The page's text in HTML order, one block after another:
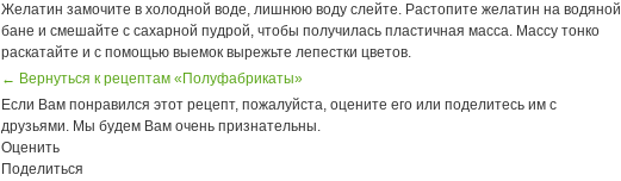
Желатин замочите в холодной воде, лишнюю воду слейте. Растопите желатин на водяной
бане и смешайте с сахарной пудрой, чтобы получилась пластичная масса. Массу тонко
раскатайте и с помощью выемок вырежьте лепестки цветов.
← Вернуться к рецептам «Полуфабрикаты»
Если Вам понравился этот рецепт, пожалуйста, оцените его или поделитесь им с
друзьями. Мы будем Вам очень признательны.
Оценить
Поделиться